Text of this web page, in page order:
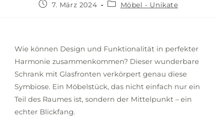
7. März 2024 Möbel - Unikate
Wie können Design und Funktionalität in perfekter
Harmonie zusammenkommen? Dieser wunderbare
Schrank mit Glasfronten verkörpert genau diese
Symbiose. Ein Möbelstück, das nicht einfach nur ein
Teil des Raumes ist, sondern der Mittelpunkt – ein
echter Blickfang.